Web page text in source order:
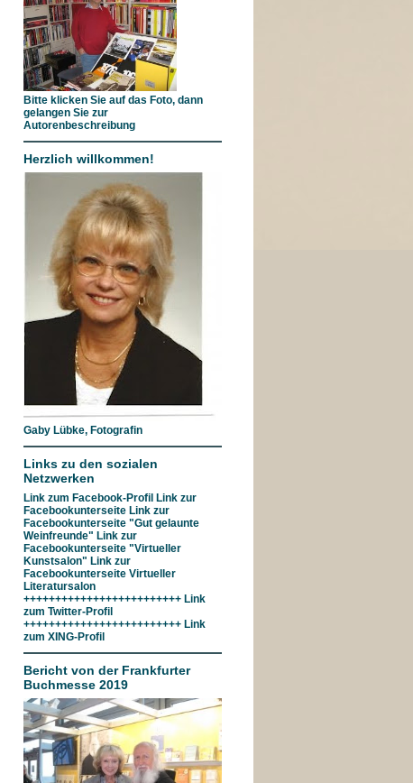
Bitte klicken Sie auf das Foto, dann
gelangen Sie zur
Autorenbeschreibung
Herzlich willkommen!
Gaby Lübke, Fotografin
Links zu den sozialen
Netzwerken
Link zum Facebook-Profil Link zur
Facebookunterseite Link zur
Facebookunterseite "Gut gelaunte
Weinfreunde" Link zur
Facebookunterseite "Virtueller
Kunstsalon" Link zur
Facebookunterseite Virtueller
Literatursalon
+++++++++++++++++++++++++ Link
zum Twitter-Profil
+++++++++++++++++++++++++ Link
zum XING-Profil
Bericht von der Frankfurter
Buchmesse 2019